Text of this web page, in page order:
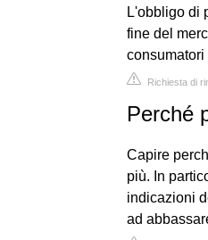
L'obbligo di
fine del
consumatori
Richiesta di
Perché
Capire
più. In
indicazioni
ad